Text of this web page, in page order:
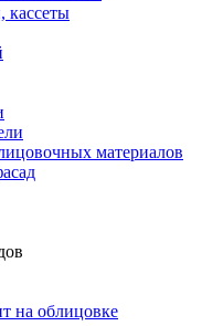
кассеты
материалов
на облицовке